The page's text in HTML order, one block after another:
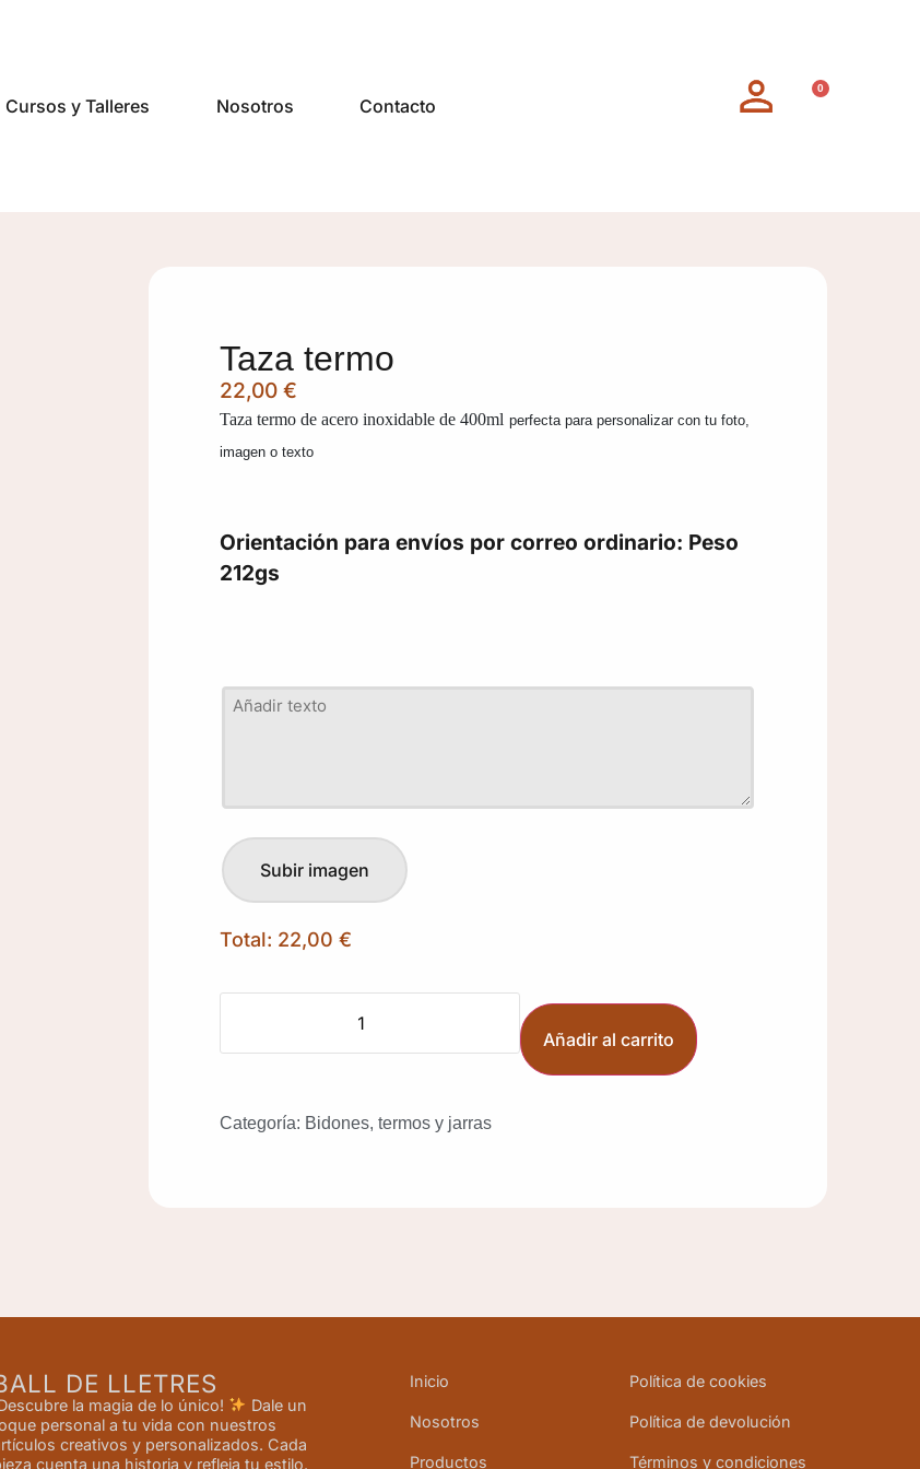
Cursos y Talleres Nosotros Contacto
0
Taza termo
22,00 €
Taza termo de acero inoxidable de 400ml perfectapara personalizarcon tu foto,
imagen o texto
Orientación para envíos por correo ordinario: Peso
212gs
Total: 22,00 €
Añadir al carrito
Categoría: Bidones, termos y jarras
DE LLETRES
la magia de lo único!
Dale un
personal a tu vida con nuestros
creativos y personalizados. Cada
cuenta una historia y refleja tu estilo.
Inicio
Nosotros
Productos
Política de cookies
Política de devolución
Términos y condiciones